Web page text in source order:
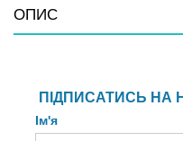
ОПИС
ПІДПИСАТИСЬ НА
Ім'я